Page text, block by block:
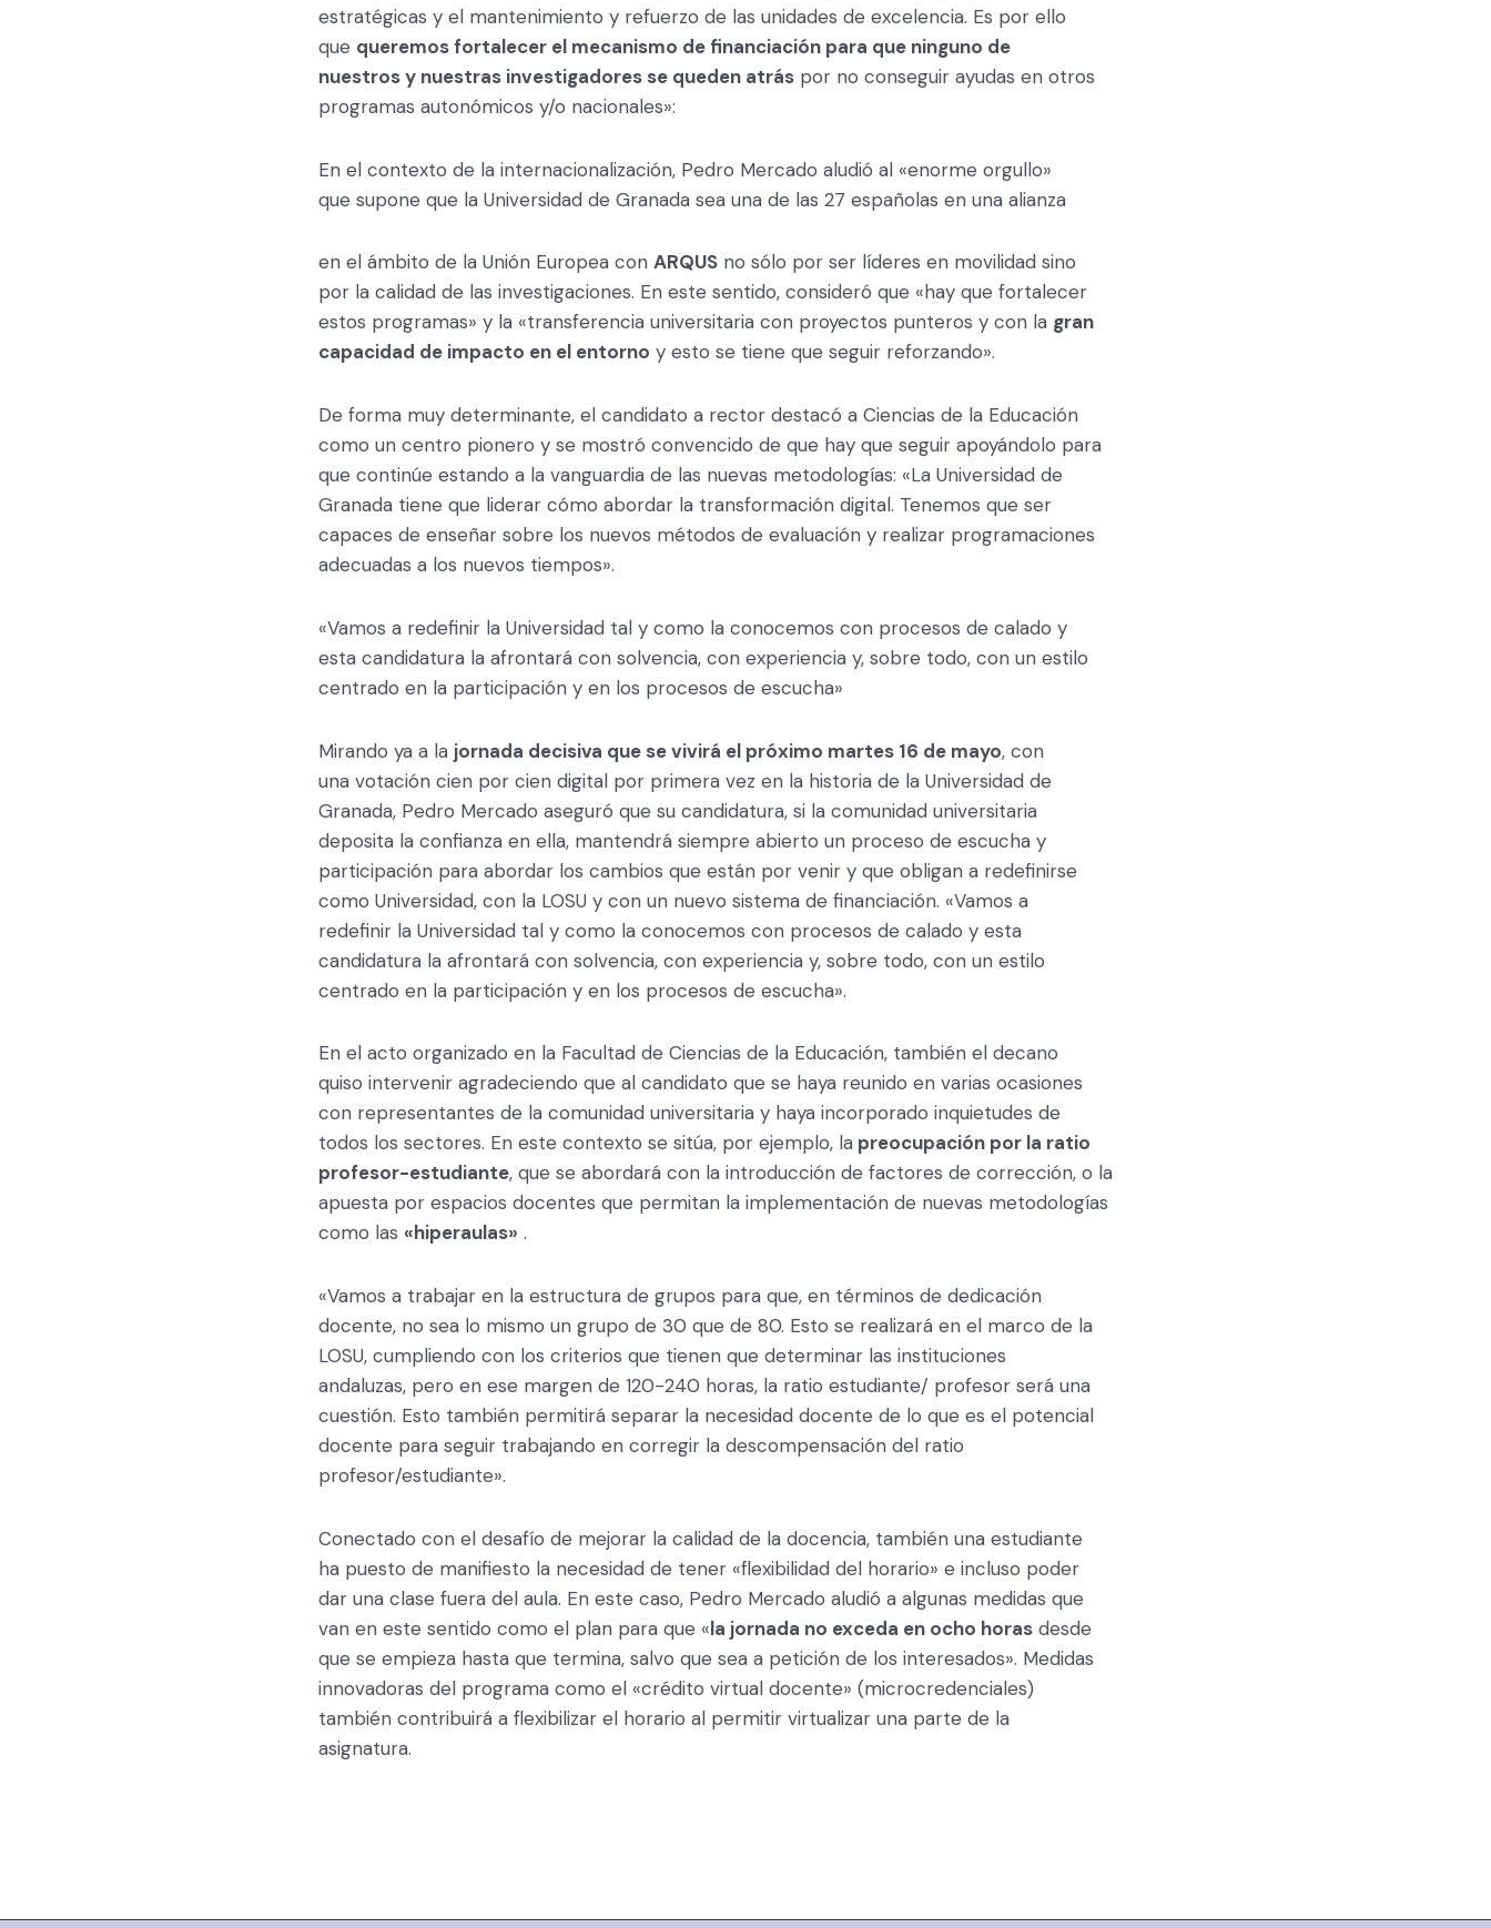
estratégicas y el mantenimiento y refuerzo de las unidades de excelencia. Es por ello
que queremos fortalecer el mecanismo de financiación para que ninguno de
nuestros y nuestras investigadores se queden atrás por no conseguir ayudas en otros
programas autonómicos y/o nacionales»:
En el contexto de la internacionalización, Pedro Mercado aludió al «enorme orgullo»
que supone que la Universidad de Granada sea una de las 27 españolas en una alianza
en el ámbito de la Unión Europea con ARQUS no sólo por ser líderes en movilidad sino
por la calidad de las investigaciones. En este sentido, consideró que «hay que fortalecer
estos programas» y la «transferencia universitaria con proyectos punteros y con la gran
capacidad de impacto en el entorno y esto se tiene que seguir reforzando».
De forma muy determinante, el candidato a rector destacó a Ciencias de la Educación
como un centro pionero y se mostró convencido de que hay que seguir apoyándolo para
que continúe estando a la vanguardia de las nuevas metodologías: «La Universidad de
Granada tiene que liderar cómo abordar la transformación digital. Tenemos que ser
capaces de enseñar sobre los nuevos métodos de evaluación y realizar programaciones
adecuadas a los nuevos tiempos».
«Vamos a redefinir la Universidad tal y como la conocemos con procesos de calado y
esta candidatura la afrontará con solvencia, con experiencia y, sobre todo, con un estilo
centrado en la participación y en los procesos de escucha»
Mirando ya a la jornada decisiva que se vivirá el próximo martes 16 de mayo, con
una votación cien por cien digital por primera vez en la historia de la Universidad de
Granada, Pedro Mercado aseguró que su candidatura, si la comunidad universitaria
deposita la confianza en ella, mantendrá siempre abierto un proceso de escucha y
participación para abordar los cambios que están por venir y que obligan a redefinirse
como Universidad, con la LOSU y con un nuevo sistema de financiación. «Vamos a
redefinir la Universidad tal y como la conocemos con procesos de calado y esta
candidatura la afrontará con solvencia, con experiencia y, sobre todo, con un estilo
centrado en la participación y en los procesos de escucha».
En el acto organizado en la Facultad de Ciencias de la Educación, también el decano
quiso intervenir agradeciendo que al candidato que se haya reunido en varias ocasiones
con representantes de la comunidad universitaria y haya incorporado inquietudes de
todos los sectores. En este contexto se sitúa, por ejemplo, la preocupación por la ratio
profesor-estudiante, que se abordará con la introducción de factores de corrección, o la
apuesta por espacios docentes que permitan la implementación de nuevas metodologías
como las «hiperaulas» .
«Vamos a trabajar en la estructura de grupos para que, en términos de dedicación
docente, no sea lo mismo un grupo de 30 que de 80. Esto se realizará en el marco de la
LOSU, cumpliendo con los criterios que tienen que determinar las instituciones
andaluzas, pero en ese margen de 120-240 horas, la ratio estudiante/ profesor será una
cuestión. Esto también permitirá separar la necesidad docente de lo que es el potencial
docente para seguir trabajando en corregir la descompensación del ratio
profesor/estudiante».
Conectado con el desafío de mejorar la calidad de la docencia, también una estudiante
ha puesto de manifiesto la necesidad de tener «flexibilidad del horario» e incluso poder
dar una clase fuera del aula. En este caso, Pedro Mercado aludió a algunas medidas que
van en este sentido como el plan para que «la jornada no exceda en ocho horas desde
que se empieza hasta que termina, salvo que sea a petición de los interesados». Medidas
innovadoras del programa como el «crédito virtual docente» (microcredenciales)
también contribuirá a flexibilizar el horario al permitir virtualizar una parte de la
asignatura.